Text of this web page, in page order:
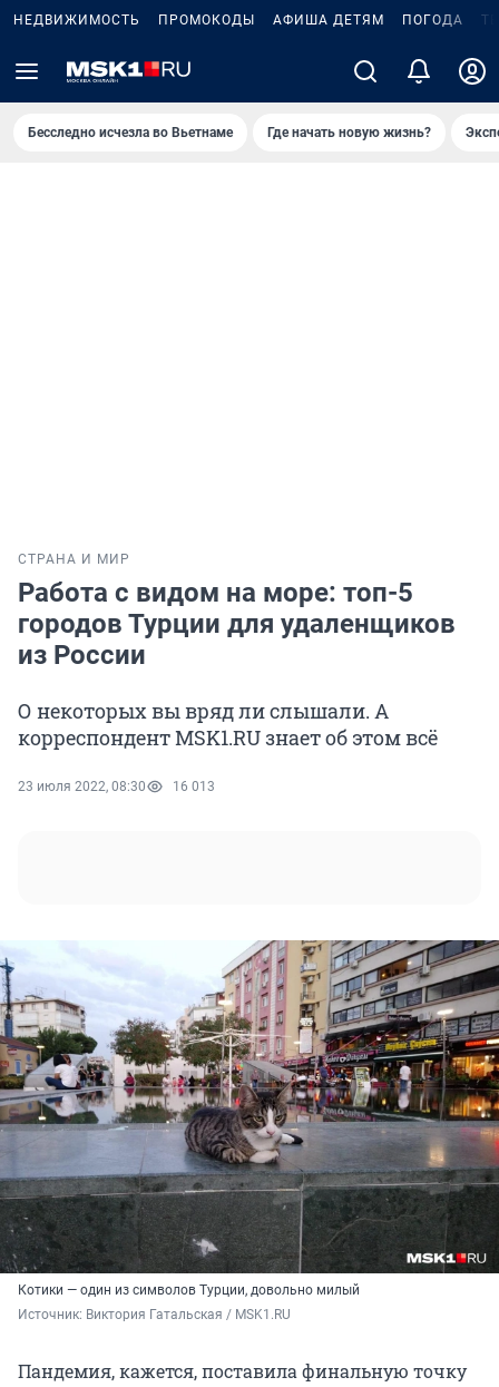
НЕДВИЖИМОСТЬ ПРОМОКОДЫ АФИША ДЕТЯМ ПОГОДА
Бесследно исчезла во Вьетнаме Где начать новую жизнь?
СТРАНА И МИР
Работа с видом на море: топ-5
городов Турции для удаленщиков
из России
О некоторых вы вряд ли слышали. А
корреспондент MSK1.RU знает об этом всё
23 июля 2022, 08:30 16 013
Котики — один из символов Турции, довольно милый
Источник: Виктория Гатальская / MSK1.RU
Пандемия, кажется, поставила финальную точку